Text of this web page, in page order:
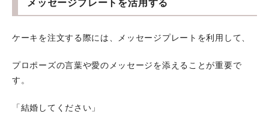
メッセージプレートを活用する
ケーキを注文する際には、メッセージプレートを利用して、
プロポーズの言葉や愛のメッセージを添えることが重要で
す。
「結婚してください」